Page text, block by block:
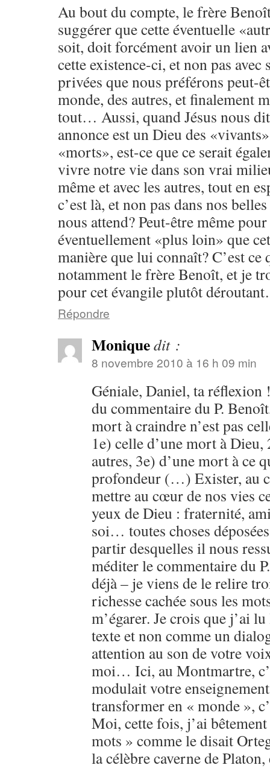
Au bout du compte, le frère
suggérer que cette éventuelle
soit, doit forcément avoir un lien
cette existence-ci, et non pas avec
privées que nous préférons peut-
monde, des autres, et finalement
tout… Aussi, quand Jésus nous
annonce est un Dieu des
«morts», est-ce que ce serait
vivre notre vie dans son vrai
même et avec les autres, tout en
c’est là, et non pas dans nos
nous attend? Peut-être même
éventuellement «plus loin» que
manière que lui connaît? C’est ce
notamment le frère Benoît, et je
pour cet évangile plutôt
Répondre
Moniquedit :
8 novembre 2010 à 16 h 09 min
Géniale, Daniel, ta réflexion
du commentaire du P.
mort à craindre n’est pas
1e) celle d’une mort à
autres, 3e) d’une mort à ce
profondeur (…) Exister, au
mettre au cœur de nos vies
yeux de Dieu : fraternité,
soi… toutes choses
partir desquelles il nous
méditer le commentaire du
déjà – je viens de le relire
richesse cachée sous les
m’égarer. Je crois que j’ai
texte et non comme un
attention au son de votre
moi… Ici, au Montmartre,
modulait votre
transformer en « monde »,
Moi, cette fois, j’ai
mots » comme le disait
la célèbre caverne de Platon,